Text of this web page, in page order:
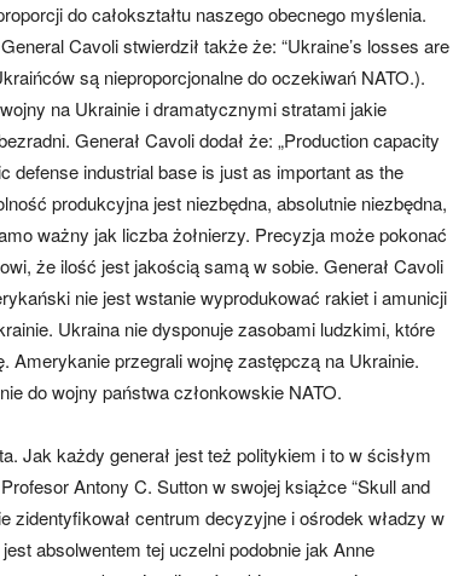
do całokształtu naszego obecnego myślenia.
Cavoli stwierdził także że: “Ukraine’s losses are
są nieproporcjonalne do oczekiwań NATO.).
na Ukrainie i dramatycznymi stratami jakie
Generał Cavoli dodał że: „Production capacity
defense industrial base is just as important as the
produkcyjna jest niezbędna, absolutnie niezbędna,
ważny jak liczba żołnierzy. Precyzja może pokonać
że ilość jest jakością samą w sobie. Generał Cavoli
nie jest wstanie wyprodukować rakiet i amunicji
Ukraina nie dysponuje zasobami ludzkimi, które
przegrali wojnę zastępczą na Ukrainie.
do wojny państwa członkowskie NATO.
Jak każdy generał jest też politykiem i to w ścisłym
Antony C. Sutton w swojej książce “Skull and
zidentyfikował centrum decyzyjne i ośrodek władzy w
absolwentem tej uczelni podobnie jak Anne